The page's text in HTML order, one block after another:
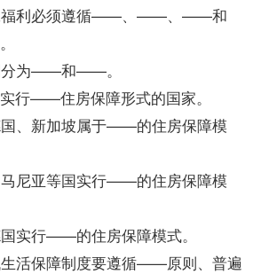
利必须遵循——、——、——和
为——和——。
——住房保障形式的国家。
、新加坡属于——的住房保障模
尼亚等国实行——的住房保障模
行——的住房保障模式。
活保障制度要遵循——原则、普遍